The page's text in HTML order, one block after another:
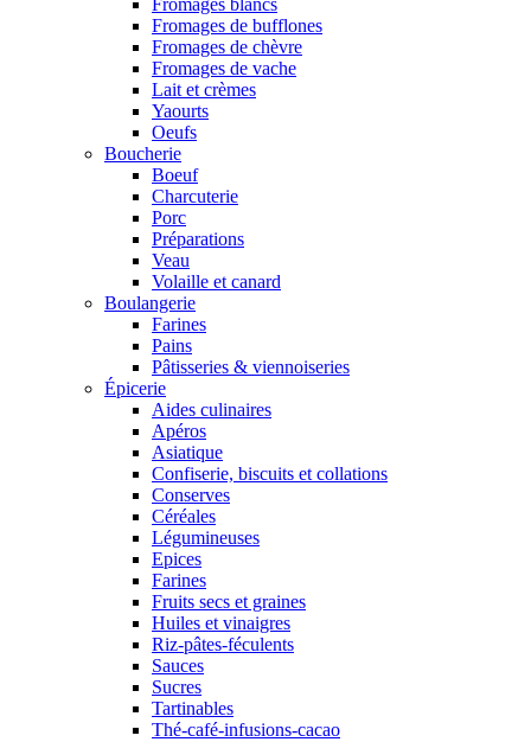
Fromages blancs
Fromages de bufflones
Fromages de chèvre
Fromages de vache
Lait et crèmes
Yaourts
Oeufs
Boucherie
Boeuf
Charcuterie
Porc
Préparations
Veau
Volaille et canard
Boulangerie
Farines
Pains
Pâtisseries & viennoiseries
Épicerie
Aides culinaires
Apéros
Asiatique
Confiserie, biscuits et collations
Conserves
Céréales
Légumineuses
Epices
Farines
Fruits secs et graines
Huiles et vinaigres
Riz-pâtes-féculents
Sauces
Sucres
Tartinables
Thé-café-infusions-cacao